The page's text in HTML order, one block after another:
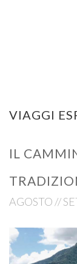
VIAGGI
IL
AGOSTO //